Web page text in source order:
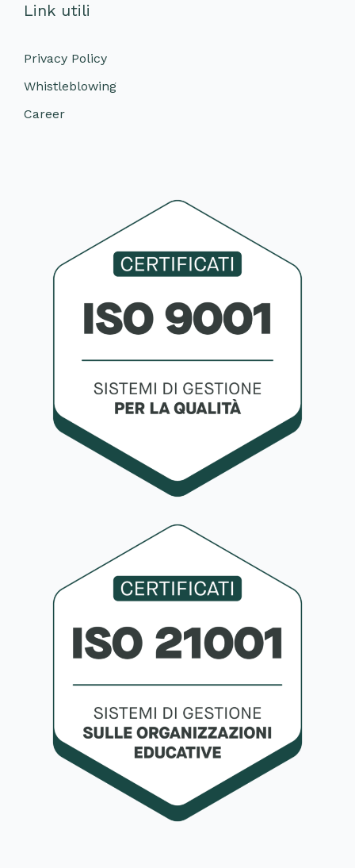
Link utili
Privacy Policy
Whistleblowing
Career